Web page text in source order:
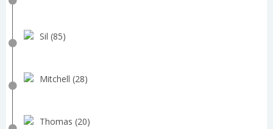
Sil (85)
Mitchell (28)
Thomas (20)